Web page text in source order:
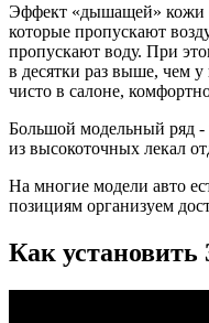
Эффект «дышащей» кожи
которые пропускают
пропускают воду. При
в десятки раз выше, чем у
чисто в салоне,
Большой модельный ряд -
из высокоточных лекал
На многие модели авто
позициям организуем
Как